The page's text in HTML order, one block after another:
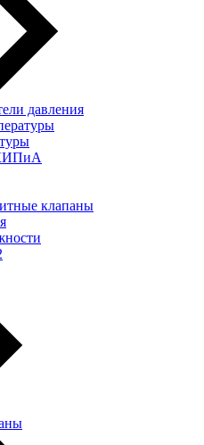
давления
клапаны